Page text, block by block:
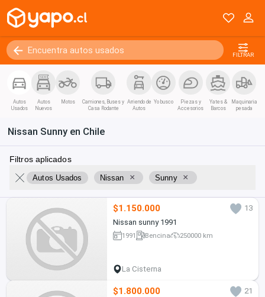
FILTRAR
Autos
Usados
Autos
Nuevos
Motos
Camiones, Buses y
Casa Rodante
Arriendo de
Autos
Yo busco
Piezas y
Accesorios
Yates &
Barcos
Maquinaria
pesada
Nissan Sunny en Chile
Filtros aplicados
Autos Usados Nissan × Sunny ×
$1.150.000
13
Nissan sunny 1991
1991 Bencina 250000 km
La Cisterna
$1.800.000
21